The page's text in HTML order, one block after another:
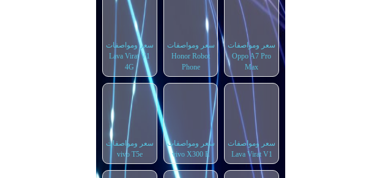
سعر ومواصفات
Oppo A7 Pro
Max
سعر ومواصفات
Honor Robot
Phone
سعر ومواصفات
Lava Virat V1
4G
سعر ومواصفات
Lava Virat V1
سعر ومواصفات
vivo X300 E
سعر ومواصفات
vivo T5e